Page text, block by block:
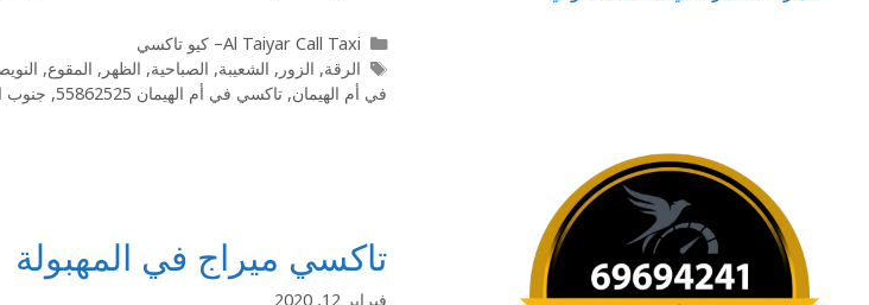
Al Taiyar Call Taxi– كيو تاكسي
الرقة, الزور , الشعيبة, الصباحية, الظهر , المقوع,
في أم الهيمان, تاكسي في أم الهيمان 55862525 , جنوب
تاكسي ميراج في المهبولة
فبراير 12, 2020